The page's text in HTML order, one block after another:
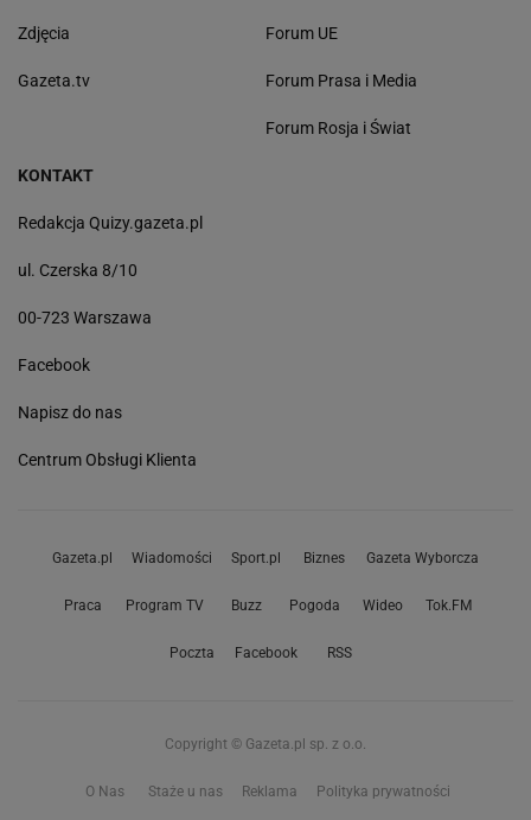
Zdjęcia
Gazeta.tv
Forum UE
Forum Prasa i Media
Forum Rosja i Świat
KONTAKT
Redakcja Quizy.gazeta.pl
ul. Czerska 8/10
00-723 Warszawa
Facebook
Napisz do nas
Centrum Obsługi Klienta
Gazeta.pl Wiadomości Sport.pl Biznes Gazeta Wyborcza
Praca Program TV Buzz Pogoda Wideo Tok.FM
Poczta Facebook RSS
Copyright © Gazeta.pl sp. z o.o.
O Nas Staże u nas Reklama Polityka prywatności